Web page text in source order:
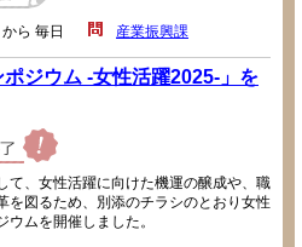
ら 毎日 産業振興課
ポジウム -女性活躍2025-」を
、女性活躍に向けた機運の醸成や、職
を図るため、別添のチラシのとおり女性
ムを開催しました。